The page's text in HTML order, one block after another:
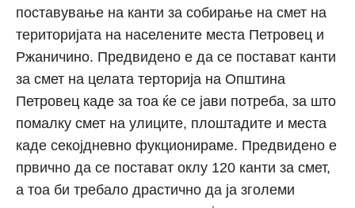
поставување на канти за собирање на смет на
територијата на населените места Петровец и
Ржаничино. Предвидено е да се постават канти
за смет на целата терторија на Општина
Петровец каде за тоа ќе се јави потреба, за што
помалку смет на улиците, плоштадите и места
каде секојдневно фукционираме. Предвидено е
првично да се постават оклу 120 канти за смет,
а тоа би требало драстично да ја зголеми